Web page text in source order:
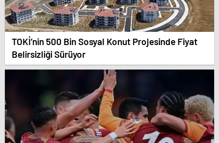
TOKİ’nin 500 Bin Sosyal Konut Projesinde Fiyat
Belirsizliği Sürüyor